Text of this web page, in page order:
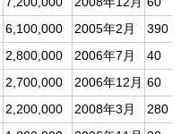
6,100,000 2005年2月
390
2,800,000 2006年7月
40
2,700,000 2006年12月 60
2,200,000 2008年3月
280